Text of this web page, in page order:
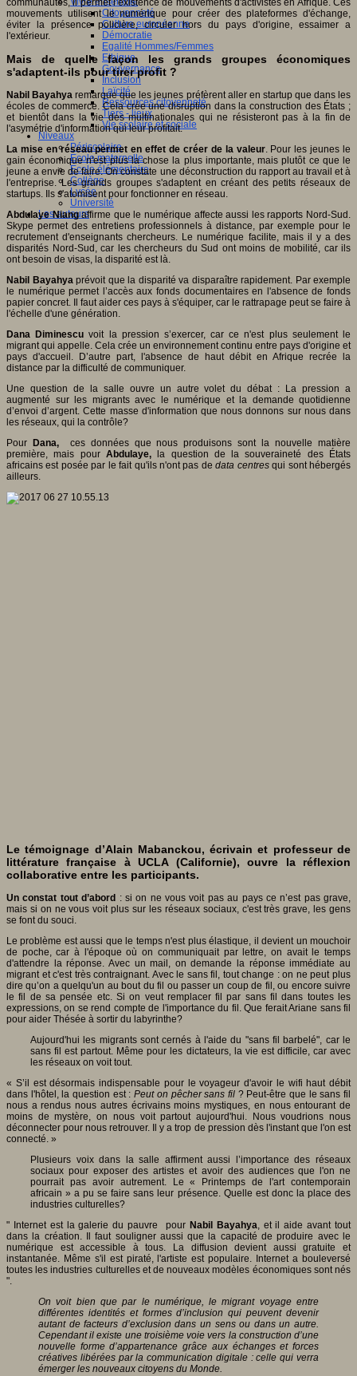
Citoyenneté
Culture européenne
Démocratie
Egalité Hommes/Femmes
Ethique
Gouvernance
Inclusion
Laïcité
Ressources citoyenneté
Tiers - lieux
Vie scolaire et sociale
Niveaux
Périscolaire
Ecole maternelle
Ecole élémentaire
Collège
Lycée
Université
Les auteurs
communautés, il permet l’existence de mouvements d'activistes en Afrique. Ces
mouvements utilisent le numérique pour créer des plateformes d'échange,
éviter la présence policière, circuler hors du pays d'origine, essaimer a
l'extérieur.
Mais de quelle façon les grands groupes économiques
s'adaptent-ils pour tirer profit ?
Nabil Bayahya remarque que les jeunes préfèrent aller en startup que dans les
écoles de commerce. Cela crée une disruption dans la construction des États ;
et bientôt dans la vie des multinationales qui ne résisteront pas à la fin de
l'asymétrie d'information qui leur profitait.
La mise en réseau permet en effet de créer de la valeur. Pour les jeunes le
gain économique n'est plus la chose la plus importante, mais plutôt ce que le
jeune a envie de faire. On constate une déconstruction du rapport au travail et à
l'entreprise. Les grands groupes s'adaptent en créant des petits réseaux de
startups. Ils s'atomisent pour fonctionner en réseau.
Abdulaye Niangaffirme que le numérique affecte aussi les rapports Nord-Sud.
Skype permet des entretiens professionnels à distance, par exemple pour le
recrutement d'enseignants chercheurs. Le numérique facilite, mais il y a des
disparités Nord-Sud, car les chercheurs du Sud ont moins de mobilité, car ils
ont besoin de visas, la disparité est là.
Nabil Bayahya prévoit que la disparité va disparaître rapidement. Par exemple
le numérique permet l’accès aux fonds documentaires en l'absence de fonds
papier concret. Il faut aider ces pays à s'équiper, car le rattrapage peut se faire à
l'échelle d'une génération.
Dana Diminescu voit la pression s’exercer, car ce n'est plus seulement le
migrant qui appelle. Cela crée un environnement continu entre pays d'origine et
pays d'accueil. D’autre part, l'absence de haut débit en Afrique recrée la
distance par la difficulté de communiquer.
Une question de la salle ouvre un autre volet du débat : La pression a
augmenté sur les migrants avec le numérique et la demande quotidienne
d’envoi d’argent. Cette masse d'information que nous donnons sur nous dans
les réseaux, qui la contrôle?
Pour
Dana,ces données que nous produisons sont la nouvelle matière
première, mais pour Abdulaye,la question de la souveraineté des États
africains est posée par le fait qu'ils n'ont pas dedata centresqui sont hébergés
ailleurs.
Le témoignage d’Alain Mabanckou, écrivain et professeur de
littérature française à UCLA (Californie), ouvre la réflexion
collaborative entre les participants.
Un constat tout d’abord : si on ne vous voit pas au pays ce n’est pas grave,
mais si on ne vous voit plus sur les réseaux sociaux, c'est très grave, les gens
se font du souci.
Le problème est aussi que le temps n'est plus élastique, il devient un mouchoir
de poche, car à l'époque où on communiquait par lettre, on avait le temps
d'attendre la réponse. Avec un mail, on demande la réponse immédiate au
migrant et c'est très contraignant. Avec le sans fil, tout change : on ne peut plus
dire qu’on a quelqu'un au bout du fil ou passer un coup de fil, ou encore suivre
le fil de sa pensée etc. Si on veut remplacer fil par sans fil dans toutes les
expressions, on se rend compte de l'importance du fil. Que ferait Ariane sans fil
pour aider Thésée à sortir du labyrinthe?
Aujourd'hui les migrants sont cernés à l'aide du "sans fil barbelé", car le
sans fil est partout. Même pour les dictateurs, la vie est difficile, car avec
les réseaux on voit tout.
« S’il est désormais indispensable pour le voyageur d'avoir le wifi haut débit
dans l'hôtel, la question est :Peut on pêcher sans fil? Peut-être que le sans fil
nous a rendus nous autres écrivains moins mystiques, en nous entourant de
moins de mystère, on nous voit partout aujourd'hui. Nous voudrions nous
déconnecter pour nous retrouver. Il y a trop de pression dès l'instant que l'on est
connecté. »
Plusieurs voix dans la salle affirment aussi l’importance des réseaux
sociaux pour exposer des artistes et avoir des audiences que l'on ne
pourrait pas avoir autrement. Le « Printemps de l'art contemporain
africain » a pu se faire sans leur présence. Quelle est donc la place des
industries culturelles?
" Internet est la galerie du pauvre
pour Nabil Bayahya, et il aide avant tout
dans la création. Il faut souligner aussi que la capacité de produire avec le
numérique est accessible à tous. La diffusion devient aussi gratuite et
instantanée. Même s'il est piraté, l'artiste est populaire. Internet a bouleversé
toutes les industries culturelles et de nouveaux modèles économiques sont nés
".
On voit bien que par le numérique, le migrant voyage entre
différentes identités et formes d’inclusion qui peuvent devenir
autant de facteurs d’exclusion dans un sens ou dans un autre.
Cependant il existe une troisième voie vers la construction d’une
nouvelle forme d’appartenance grâce aux échanges et forces
créatives libérées par la communication digitale : celle qui verra
émerger les nouveaux citoyens du Monde.